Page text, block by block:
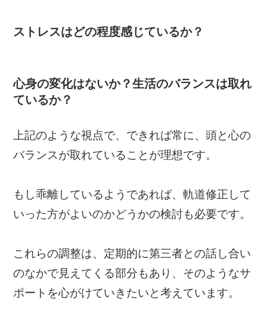
ストレスはどの程度感じているか？
心身の変化はないか？生活のバランスは取れ
ているか？
上記のような視点で、できれば常に、頭と心の
バランスが取れていることが理想です。
もし乖離しているようであれば、軌道修正して
いった方がよいのかどうかの検討も必要です。
これらの調整は、定期的に第三者との話し合い
のなかで見えてくる部分もあり、そのようなサ
ポートを心がけていきたいと考えています。